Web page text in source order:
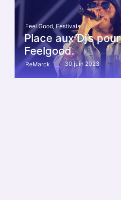
Feel Good, Festivals
Place aux Dj’s
Feelgood.
ReMarck 30 juin 2023